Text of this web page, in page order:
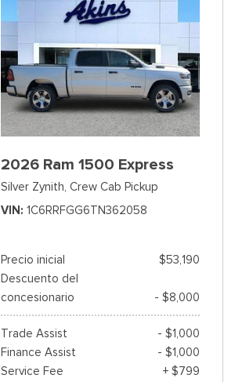
2026 Ram 1500 Express
Silver Zynith, Crew Cab Pickup
VIN 1C6RRFGG6TN362058
Precio inicial
$53,190
Descuento del
concesionario
- $8,000
Trade Assist
- $1,000
Finance Assist
- $1,000
Service Fee
+ $799